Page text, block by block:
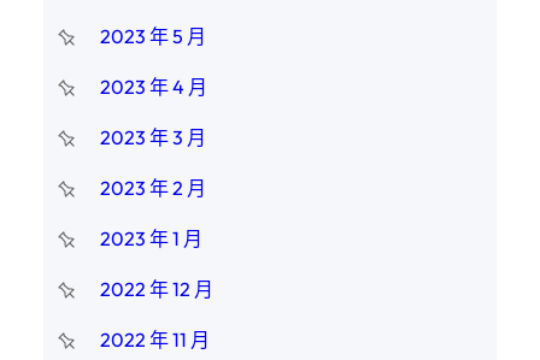
2023 年 5 月
2023 年 4 月
2023 年 3 月
2023 年 2 月
2023 年 1 月
2022 年 12 月
2022 年 11 月